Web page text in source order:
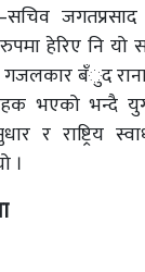
जगतप्रसाद
हेरिए नि यो
गजलकार बँुद
भएको भन्दै
र राष्ट्रिय
।